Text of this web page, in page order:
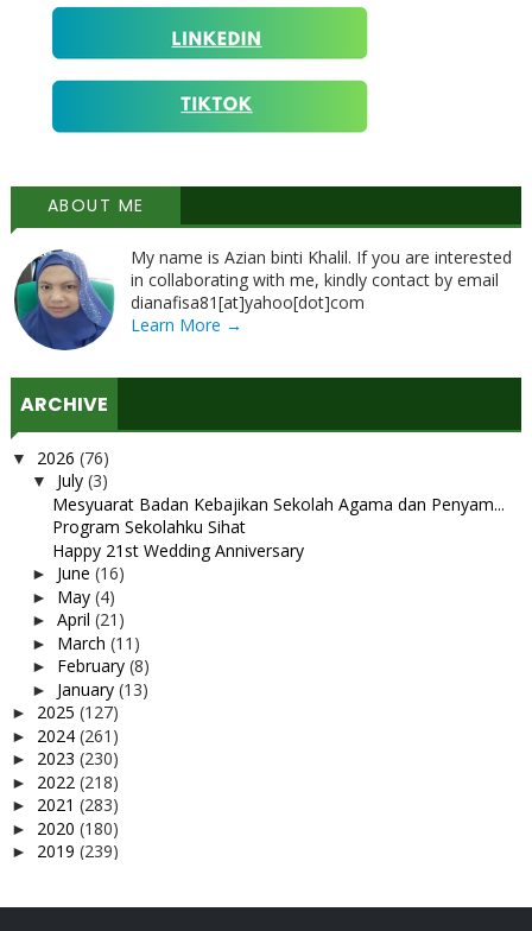
ABOUT ME
My name is Azian binti Khalil. If you are interested
in collaborating with me, kindly contact by email
dianafisa81[at]yahoo[dot]com
Learn More →
ARCHIVE
▼ 2026 (76)
▼ July (3)
Mesyuarat Badan Kebajikan Sekolah Agama dan Penyam...
Program Sekolahku Sihat
Happy 21st Wedding Anniversary
► June (16)
► May (4)
► April (21)
► March (11)
► February (8)
► January (13)
► 2025 (127)
► 2024 (261)
► 2023 (230)
► 2022 (218)
► 2021 (283)
► 2020 (180)
► 2019 (239)